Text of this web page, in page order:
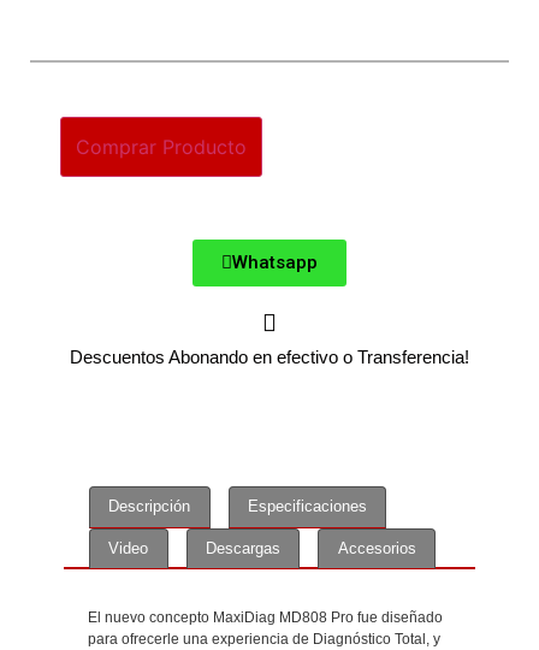
Comprar Producto
Whatsapp
Descuentos Abonando en efectivo o Transferencia!
Descripción Especificaciones
Video Descargas Accesorios
Descripción
El nuevo concepto MaxiDiag MD808 Pro fue diseñado
para ofrecerle una experiencia de Diagnóstico Total, y